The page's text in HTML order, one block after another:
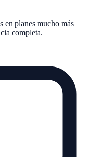
en planes mucho más
completa.